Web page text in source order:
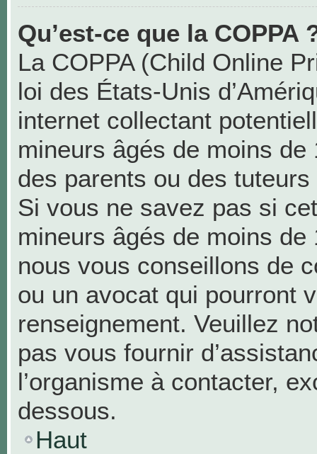
Qu’est-ce que la COPPA
La COPPA (Child Online
loi des États-Unis
internet collectant
mineurs âgés de moins
des parents ou des
Si vous ne savez pas si
mineurs âgés de moins
nous vous conseillons de
ou un avocat qui pourront
renseignement. Veuillez
pas vous fournir
l’organisme à contacter,
dessous.
Haut